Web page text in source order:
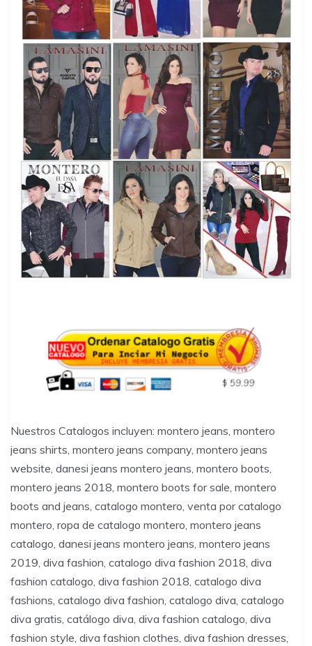
Nuestros Catalogos incluyen: montero jeans, montero
jeans shirts, montero jeans company, montero jeans
website, danesi jeans montero jeans, montero boots,
montero jeans 2018, montero boots for sale, montero
boots and jeans, catalogo montero, venta por catalogo
montero, ropa de catalogo montero, montero jeans
catalogo, danesi jeans montero jeans, montero jeans
2019, diva fashion, catalogo diva fashion 2018, diva
fashion catalogo, diva fashion 2018, catalogo diva
fashions, catalogo diva fashion, catalogo diva, catalogo
diva gratis, catálogo diva, diva fashion catalogo, diva
fashion style, diva fashion clothes, diva fashion dresses,